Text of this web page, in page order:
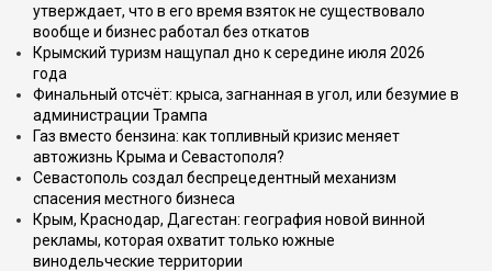
утверждает, что в его время взяток не существовало
вообще и бизнес работал без откатов
Крымский туризм нащупал дно к середине июля 2026
года
Финальный отсчёт: крыса, загнанная в угол, или безумие в
администрации Трампа
Газ вместо бензина: как топливный кризис меняет
автожизнь Крыма и Севастополя?
Севастополь создал беспрецедентный механизм
спасения местного бизнеса
Крым, Краснодар, Дагестан: география новой винной
рекламы, которая охватит только южные
винодельческие территории